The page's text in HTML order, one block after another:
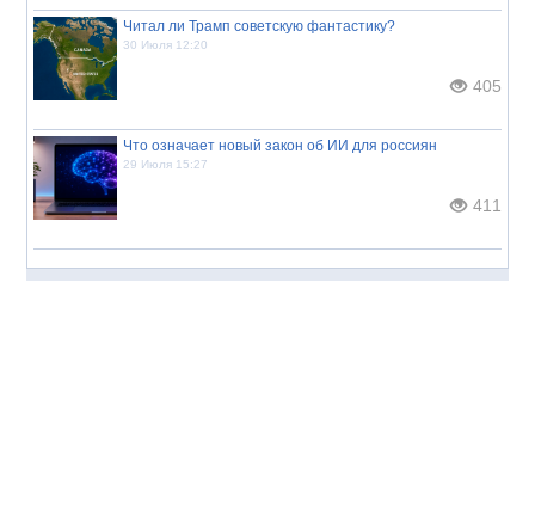
Читал ли Трамп советскую фантастику?
30 Июля 12:20
405
Что означает новый закон об ИИ для россиян
29 Июля 15:27
411